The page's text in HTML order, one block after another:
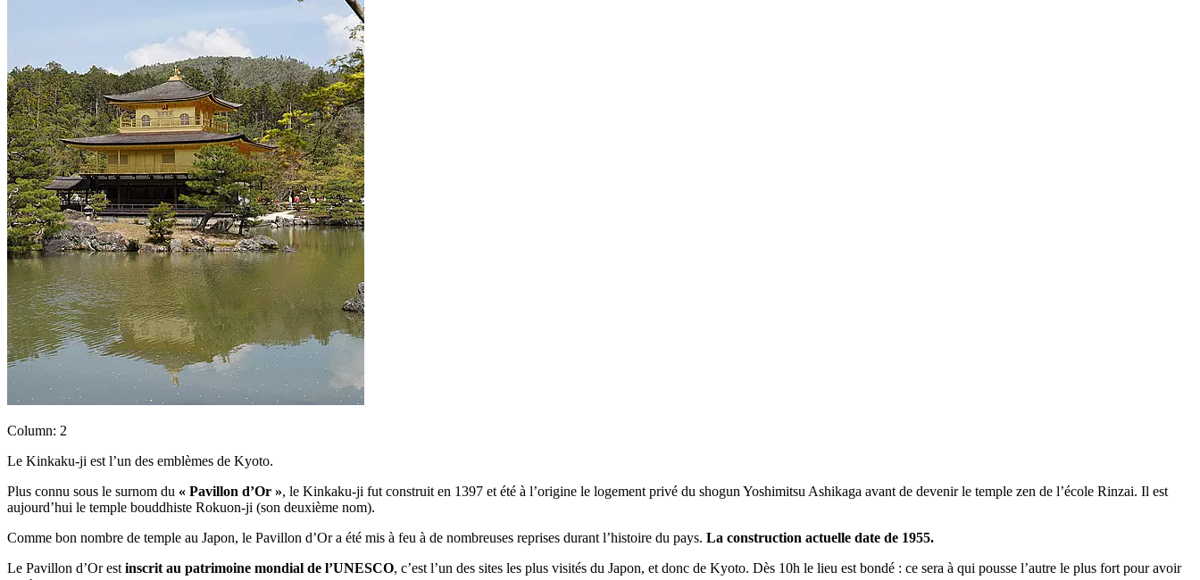
Column: 2
Le Kinkaku-ji est l’un des emblèmes de Kyoto.
Plus connu sous le surnom du « Pavillon d’Or », le Kinkaku-ji fut construit en 1397 et été à l’origine le logement privé du shogun Yoshimitsu Ashikaga avant de devenir le temple zen de l’école Rinzai. Il est
aujourd’hui le temple bouddhiste Rokuon-ji (son deuxième nom).
Comme bon nombre de temple au Japon, le Pavillon d’Or a été mis à feu à de nombreuses reprises durant l’histoire du pays. La construction actuelle date de 1955.
Le Pavillon d’Or est inscrit au patrimoine mondial de l’UNESCO, c’est l’un des sites les plus visités du Japon, et donc de Kyoto. Dès 10h le lieu est bondé : ce sera à qui pousse l’autre le plus fort pour avoir